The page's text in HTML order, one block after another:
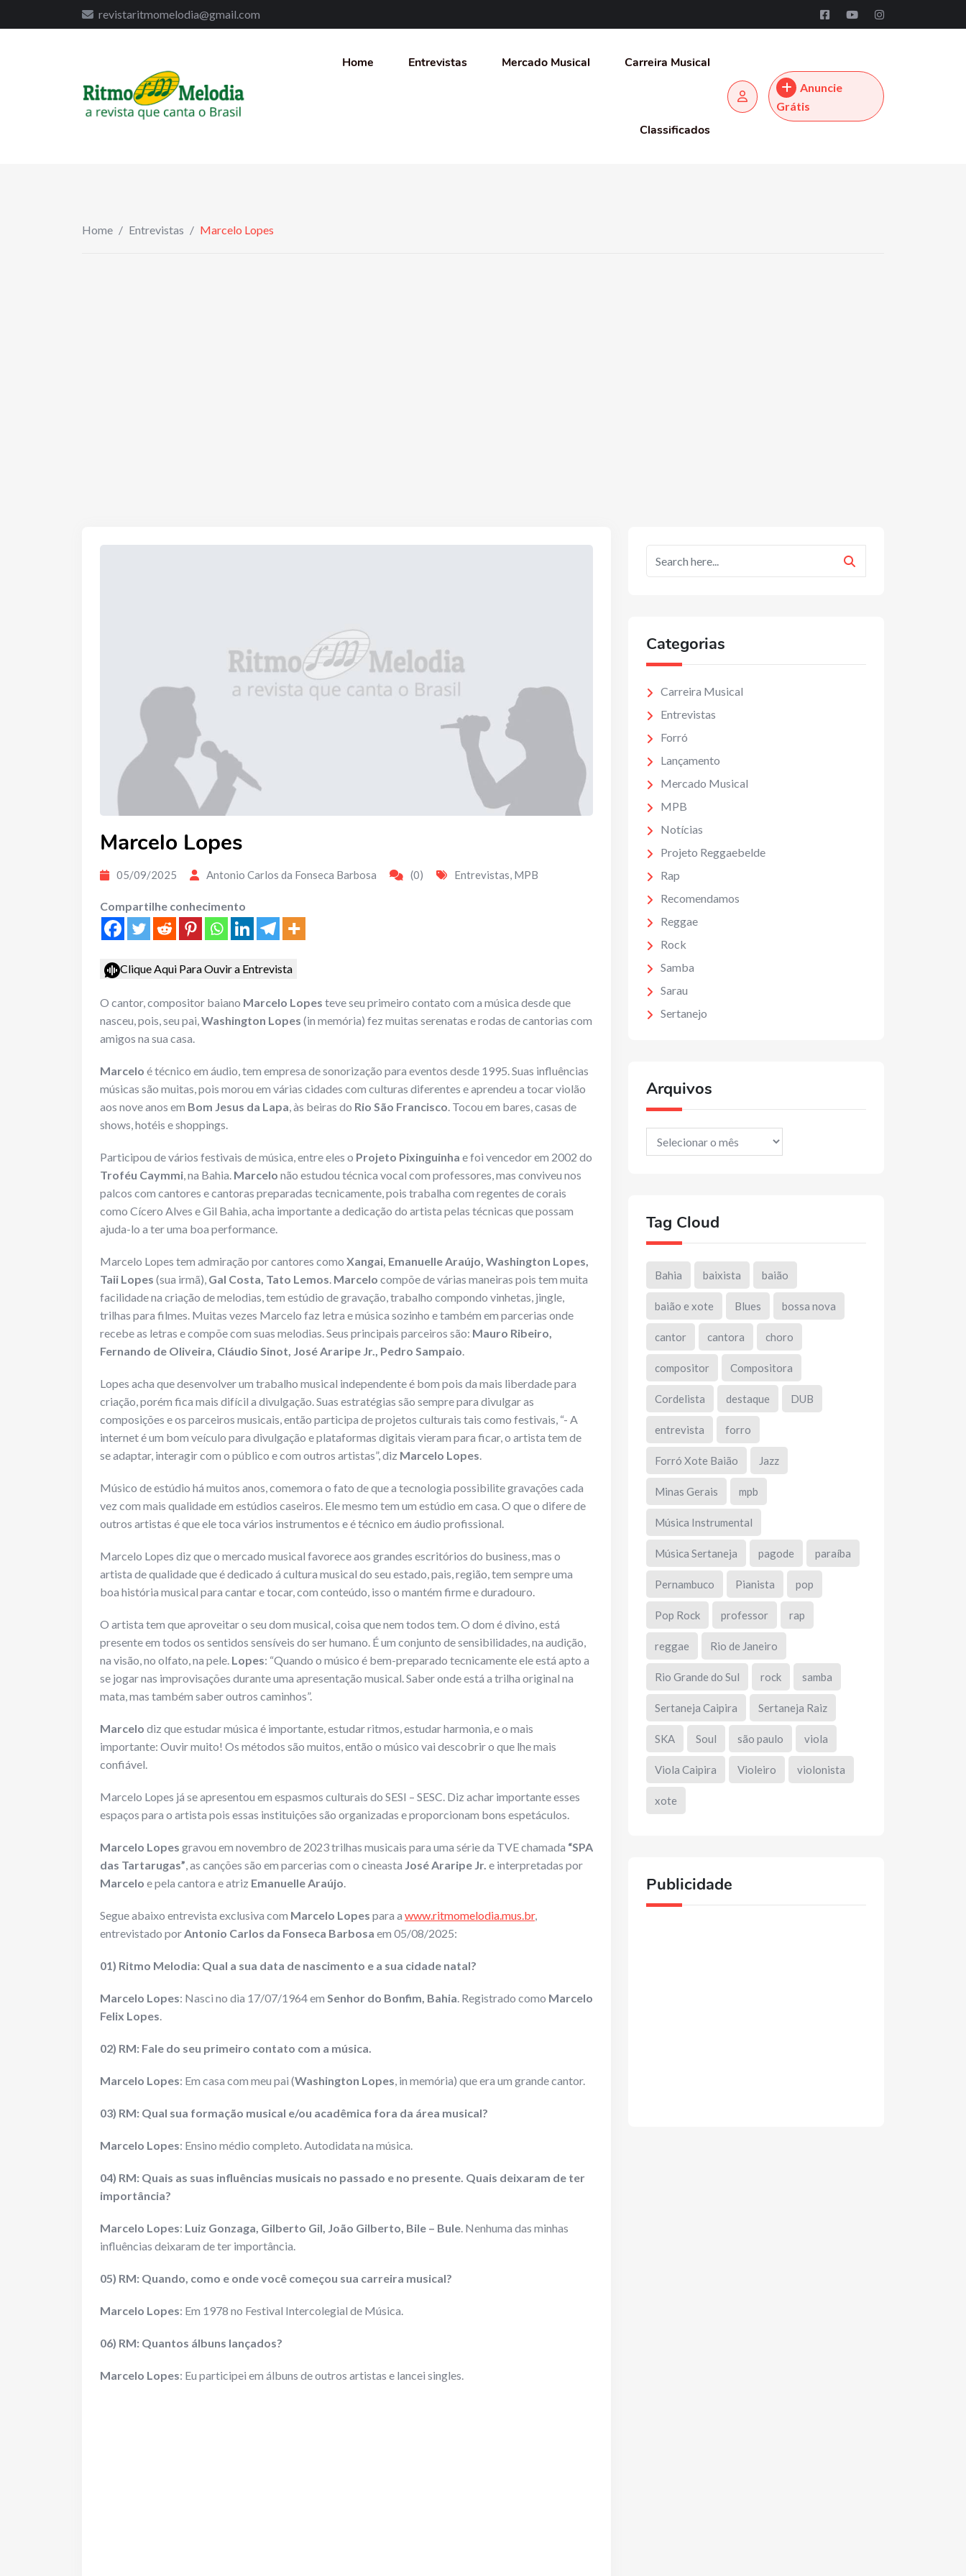
revistaritmomelodia@gmail.com
Home Entrevistas Mercado Musical Carreira Musical
Classificados
Anuncie
Grátis
Home / Entrevistas / Marcelo Lopes
Marcelo Lopes
05/09/2025 Antonio Carlos da Fonseca Barbosa (0) Entrevistas, MPB
Compartilhe conhecimento
Clique Aqui Para Ouvir a Entrevista
O cantor, compositor baiano Marcelo Lopes teve seu primeiro contato com a música desde que
nasceu, pois, seu pai,Washington Lopes (in memória) fez muitas serenatas e rodas de cantorias com
amigos na sua casa.
Marcelo é técnico em áudio, tem empresa de sonorização para eventos desde 1995. Suas influências
músicas são muitas, pois morou em várias cidades com culturas diferentes e aprendeu a tocar violão
aos nove anos em Bom Jesus da Lapa, às beiras do Rio São Francisco. Tocou em bares, casas de
shows, hotéis e shoppings.
Participou de vários festivais de música, entre eles o Projeto Pixinguinha e foi vencedor em 2002 do
Troféu Caymmi, na Bahia. Marcelo não estudou técnica vocal com professores, mas conviveu nos
palcos com cantores e cantoras preparadas tecnicamente, pois trabalha com regentes de corais
como Cícero Alves e Gil Bahia, acha importante a dedicação do artista pelas técnicas que possam
ajuda-lo a ter uma boa performance.
Marcelo Lopes tem admiração por cantores como Xangai, Emanuelle Araújo, Washington Lopes,
Taii Lopes (sua irmã), Gal Costa, Tato Lemos. Marcelo compõe de várias maneiras pois tem muita
facilidade na criação de melodias, tem estúdio de gravação, trabalho compondo vinhetas, jingle,
trilhas para filmes. Muitas vezes Marcelo faz letra e música sozinho e também em parcerias onde
recebe as letras e compõe com suas melodias. Seus principais parceiros são: Mauro Ribeiro,
Fernando de Oliveira, Cláudio Sinot, José Araripe Jr., Pedro Sampaio.
Lopes acha que desenvolver um trabalho musical independente é bom pois da mais liberdade para
criação, porém fica mais difícil a divulgação. Suas estratégias são sempre para divulgar as
composições e os parceiros musicais, então participa de projetos culturais tais como festivais, “- A
internet é um bom veículo para divulgação e plataformas digitais vieram para ficar, o artista tem de
se adaptar, interagir com o público e com outros artistas”, diz Marcelo Lopes.
Músico de estúdio há muitos anos, comemora o fato de que a tecnologia possibilite gravações cada
vez com mais qualidade em estúdios caseiros. Ele mesmo tem um estúdio em casa. O que o difere de
outros artistas é que ele toca vários instrumentos e é técnico em áudio profissional.
Marcelo Lopes diz que o mercado musical favorece aos grandes escritórios do business, mas o
artista de qualidade que é dedicado á cultura musical do seu estado, pais, região, tem sempre uma
boa história musical para cantar e tocar, com conteúdo, isso o mantém firme e duradouro.
O artista tem que aproveitar o seu dom musical, coisa que nem todos tem. O dom é divino, está
presente em todos os sentidos sensíveis do ser humano. É um conjunto de sensibilidades, na audição,
na visão, no olfato, na pele. Lopes: “Quando o músico é bem-preparado tecnicamente ele está apto a
se jogar nas improvisações durante uma apresentação musical. Saber onde está a trilha original na
mata, mas também saber outros caminhos”.
Marcelo diz que estudar música é importante, estudar ritmos, estudar harmonia, e o mais
importante: Ouvir muito! Os métodos são muitos, então o músico vai descobrir o que lhe mais
confiável.
Marcelo Lopes já se apresentou em espasmos culturais do SESI – SESC. Diz achar importante esses
espaços para o artista pois essas instituições são organizadas e proporcionam bons espetáculos.
Marcelo Lopes gravou em novembro de 2023 trilhas musicais para uma série da TVE chamada “SPA
das Tartarugas”, as canções são em parcerias com o cineasta José Araripe Jr. e interpretadas por
Marcelo e pela cantora e atriz Emanuelle Araújo.
Segue abaixo entrevista exclusiva com Marcelo Lopes para a www.ritmomelodia.mus.br,
entrevistado porAntonio Carlos da Fonseca Barbosa em 05/08/2025:
01) Ritmo Melodia: Qual a sua data de nascimento e a sua cidade natal?
Marcelo Lopes: Nasci no dia 17/07/1964 em Senhor do Bonfim, Bahia. Registrado como Marcelo
Felix Lopes.
02) RM: Fale do seu primeiro contato com a música.
Marcelo Lopes: Em casa com meu pai (Washington Lopes, in memória) que era um grande cantor.
03) RM: Qual sua formação musical e/ou acadêmica fora da área musical?
Marcelo Lopes: Ensino médio completo. Autodidata na música.
04) RM: Quais as suas influências musicais no passado e no presente. Quais deixaram de ter
importância?
Marcelo Lopes: Luiz Gonzaga, Gilberto Gil, João Gilberto, Bile – Bule. Nenhuma das minhas
influências deixaram de ter importância.
05) RM: Quando, como e onde você começou sua carreira musical?
Marcelo Lopes: Em 1978 no Festival Intercolegial de Música.
06) RM: Quantos álbuns lançados?
Marcelo Lopes: Eu participei em álbuns de outros artistas e lancei singles.
Categorias
Carreira Musical
Entrevistas
Forró
Lançamento
Mercado Musical
MPB
Notícias
Projeto Reggaebelde
Rap
Recomendamos
Reggae
Rock
Samba
Sarau
Sertanejo
Arquivos
Arquivos
Tag Cloud
Bahia baixista baião
baião e xote Blues bossa nova
cantor cantora choro
compositor Compositora
Cordelista destaque DUB
entrevista forro
Forró Xote Baião Jazz
Minas Gerais mpb
Música Instrumental
Música Sertaneja pagode paraíba
Pernambuco Pianista pop
Pop Rock professor rap
reggae Rio de Janeiro
Rio Grande do Sul rock samba
Sertaneja Caipira Sertaneja Raiz
SKA Soul são paulo viola
Viola Caipira Violeiro violonista
xote
Publicidade